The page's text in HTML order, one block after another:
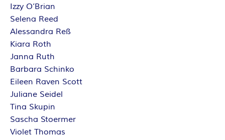
Izzy O’Brian
Selena Reed
Alessandra Reß
Kiara Roth
Janna Ruth
Barbara Schinko
Eileen Raven Scott
Juliane Seidel
Tina Skupin
Sascha Stoermer
Violet Thomas